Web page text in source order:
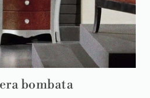
bombata